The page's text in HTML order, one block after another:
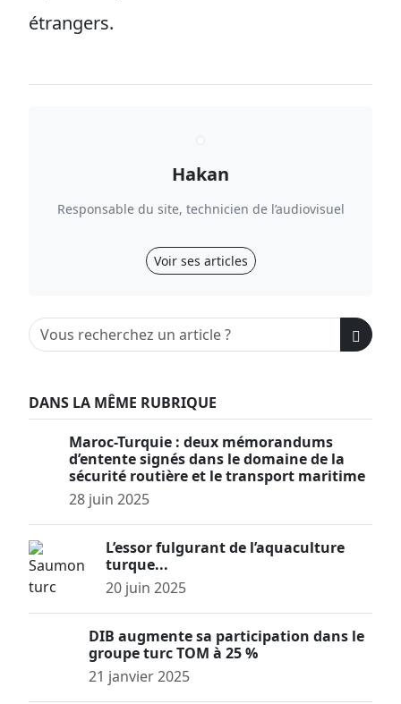
étrangers.
Hakan
Responsable du site, technicien de l’audiovisuel
Voir ses articles
DANS LA MÊME RUBRIQUE
Maroc-Turquie : deux mémorandums
d’entente signés dans le domaine de la
sécurité routière et le transport maritime
28 juin 2025
L’essor fulgurant de l’aquaculture
turque...
20 juin 2025
DIB augmente sa participation dans le
groupe turc TOM à 25 %
21 janvier 2025